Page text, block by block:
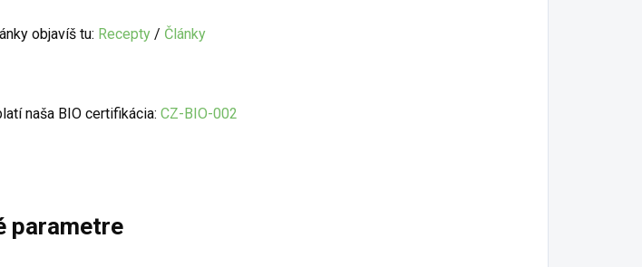
objavíš tu: Recepty / Články
naša BIO certifikácia: CZ-BIO-002
parametre